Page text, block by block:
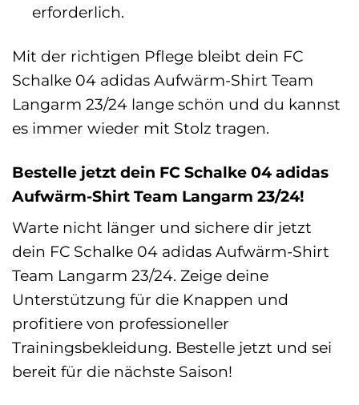
erforderlich.
Mit der richtigen Pflege bleibt dein FC
Schalke 04 adidas Aufwärm-Shirt Team
Langarm 23/24 lange schön und du kannst
es immer wieder mit Stolz tragen.
Bestelle jetzt dein FC Schalke 04 adidas
Aufwärm-Shirt Team Langarm 23/24!
Warte nicht länger und sichere dir jetzt
dein FC Schalke 04 adidas Aufwärm-Shirt
Team Langarm 23/24. Zeige deine
Unterstützung für die Knappen und
profitiere von professioneller
Trainingsbekleidung. Bestelle jetzt und sei
bereit für die nächste Saison!